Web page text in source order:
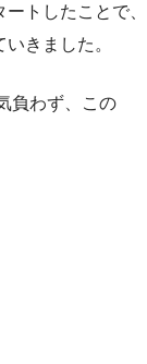
トしたことで、
きました。
負わず、この